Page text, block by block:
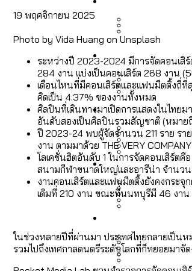
สมุดจดการ
Vote62 ขอ
กทม. มีอำน
สวนสาธาร
ขยะมูลฝอย
ขยะของคน
งบระบายน้
โลกใบเดีย
สำรวจ
ความเกลีย
กรุงเทพฯ
Economy
เมกะโปรเจ็
ค่าฝุ่นในกรุ
Future
สังคมผู้สูงอ
Database
Bangkok
Bangkok
19 พฤศจิกายน 2025
Photo by Vida Huang on Unsplash
ระหว่างปี 2023-2024 มีการจัดคอนเสิ
284 งาน แบ่งเป็นคอนเสิร์ต 268 งาน
เดือนไหนที่มีคอนเสิร์ตและแฟนมีตติ้งถี่ที่
คิดเป็น 4.37% ของงานทั้งหมด
ศิลปินที่เดินทางมาเปิดการแสดงในไทย
อันดับสองเป็นศิลปินรวมสัญชาติ (หมาย
ปี 2023-24 พบผู้จัดจำนวน 211 ราย รา
งาน ตามมาด้วย THE VERY
โลเคชั่นฮิตอันดับ 1 ในการจัดคอนเสิร์ต
สนามกีฬาขนาดใหญ่และอารีน่า จำนวน
งานคอนเสิร์ตและแฟนมีตติ้งยังคงกระ
เดิมที่ 210 งาน ขณะที่นนทบุรีมี 46 งาน
ในช่วงหลายปีที่ผ่านมา ประเทศไทยกลายเป็น
รวมไปถึงเทศกาลดนตรีระดับโลกที่ก็ทยอยมาจั